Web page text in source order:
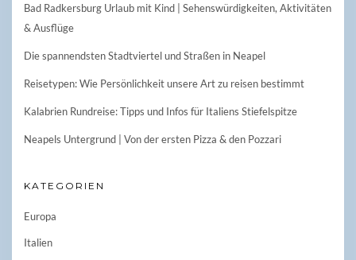
Bad Radkersburg Urlaub mit Kind | Sehenswürdigkeiten, Aktivitäten
& Ausflüge
Die spannendsten Stadtviertel und Straßen in Neapel
Reisetypen: Wie Persönlichkeit unsere Art zu reisen bestimmt
Kalabrien Rundreise: Tipps und Infos für Italiens Stiefelspitze
Neapels Untergrund | Von der ersten Pizza & den Pozzari
KATEGORIEN
Europa
Italien